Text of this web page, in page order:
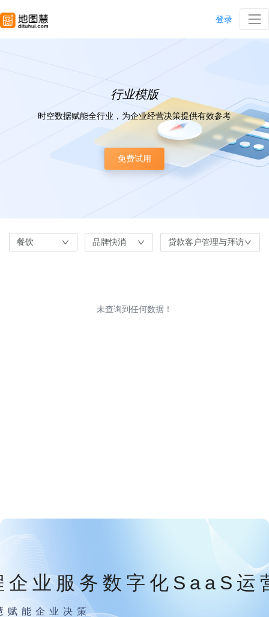
登录
行业模版
时空数据赋能全行业，为企业经营决策提供有效参考
免费试用
餐饮 品牌快消 贷款客户管理与拜访
未查询到任何数据！
企业服务数字化SaaS运
赋能企业决策